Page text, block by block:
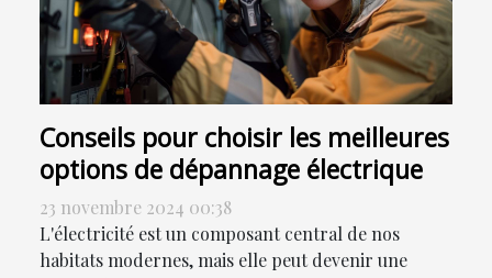
Conseils pour choisir les meilleures
options de dépannage électrique
23 novembre 2024 00:38
L'électricité est un composant central de nos
habitats modernes, mais elle peut devenir une